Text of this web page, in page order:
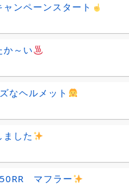
ャンペーンスタート
か～い
なヘルメット
ました
マフラー